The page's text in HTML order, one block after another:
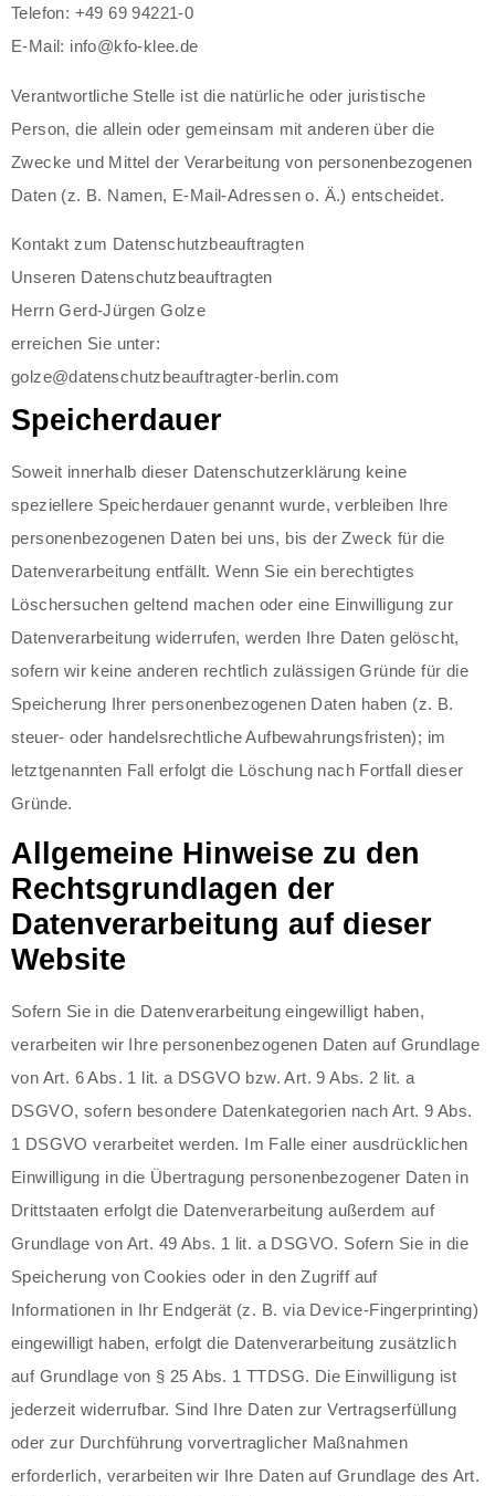
Telefon: +49 69 94221-0
E-Mail: info@kfo-klee.de
Verantwortliche Stelle ist die natürliche oder juristische
Person, die allein oder gemeinsam mit anderen über die
Zwecke und Mittel der Verarbeitung von personenbezogenen
Daten (z. B. Namen, E-Mail-Adressen o. Ä.) entscheidet.
Kontakt zum Datenschutzbeauftragten
Unseren Datenschutzbeauftragten
Herrn Gerd-Jürgen Golze
erreichen Sie unter:
golze@datenschutzbeauftragter-berlin.com
Speicherdauer
Soweit innerhalb dieser Datenschutzerklärung keine
speziellere Speicherdauer genannt wurde, verbleiben Ihre
personenbezogenen Daten bei uns, bis der Zweck für die
Datenverarbeitung entfällt. Wenn Sie ein berechtigtes
Löschersuchen geltend machen oder eine Einwilligung zur
Datenverarbeitung widerrufen, werden Ihre Daten gelöscht,
sofern wir keine anderen rechtlich zulässigen Gründe für die
Speicherung Ihrer personenbezogenen Daten haben (z. B.
steuer- oder handelsrechtliche Aufbewahrungsfristen); im
letztgenannten Fall erfolgt die Löschung nach Fortfall dieser
Gründe.
Allgemeine Hinweise zu den
Rechtsgrundlagen der
Datenverarbeitung auf dieser
Website
Sofern Sie in die Datenverarbeitung eingewilligt haben,
verarbeiten wir Ihre personenbezogenen Daten auf Grundlage
von Art. 6 Abs. 1 lit. a DSGVO bzw. Art. 9 Abs. 2 lit. a
DSGVO, sofern besondere Datenkategorien nach Art. 9 Abs.
1 DSGVO verarbeitet werden. Im Falle einer ausdrücklichen
Einwilligung in die Übertragung personenbezogener Daten in
Drittstaaten erfolgt die Datenverarbeitung außerdem auf
Grundlage von Art. 49 Abs. 1 lit. a DSGVO. Sofern Sie in die
Speicherung von Cookies oder in den Zugriff auf
Informationen in Ihr Endgerät (z. B. via Device-Fingerprinting)
eingewilligt haben, erfolgt die Datenverarbeitung zusätzlich
auf Grundlage von § 25 Abs. 1 TTDSG. Die Einwilligung ist
jederzeit widerrufbar. Sind Ihre Daten zur Vertragserfüllung
oder zur Durchführung vorvertraglicher Maßnahmen
erforderlich, verarbeiten wir Ihre Daten auf Grundlage des Art.